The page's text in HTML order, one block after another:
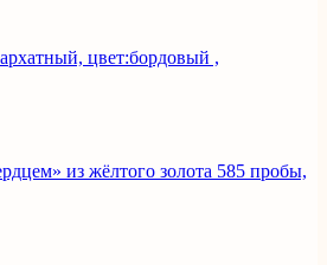
цвет:бордовый ,